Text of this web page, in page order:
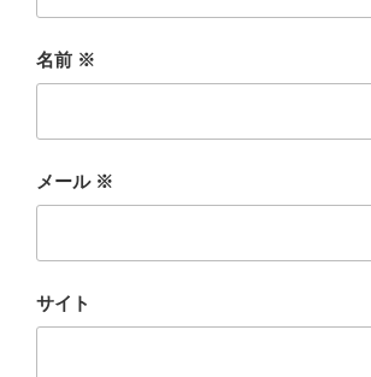
名前 ※
メール ※
サイト